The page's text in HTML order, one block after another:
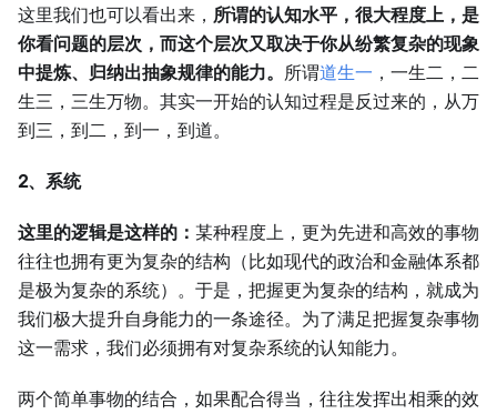
这里我们也可以看出来， 所谓的认知水平，很大程度上，是
你看问题的层次，而这个层次又取决于你从纷繁复杂的现象
中提炼、归纳出抽象规律的能力。 所谓道生一 ，一生二，二
生三，三生万物。其实一开始的认知过程是反过来的，从万
到三，到二，到一，到道。
2、系统
这里的逻辑是这样的： 某种程度上，更为先进和高效的事物
往往也拥有更为复杂的结构（比如现代的政治和金融体系都
是极为复杂的系统）。于是，把握更为复杂的结构，就成为
我们极大提升自身能力的一条途径。为了满足把握复杂事物
这一需求，我们必须拥有对复杂系统的认知能力。
两个简单事物的结合，如果配合得当，往往发挥出相乘的效